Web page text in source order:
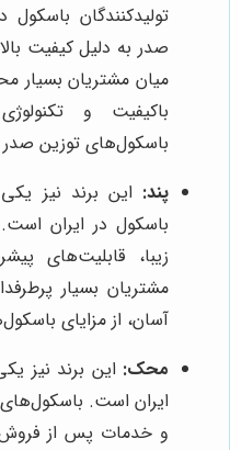
تولیدکنندگان
صدر به دلیل کیفیت
میان مشتریان بسیار
باکیفیت و
باسکول‌های توزین
پند: این برند نیز
باسکول در ایران
زیبا، قابلیت‌های
مشتریان بسیار
آسان، از مزایای
محک: این برند نیز
ایران است.
و خدمات پس از فروش